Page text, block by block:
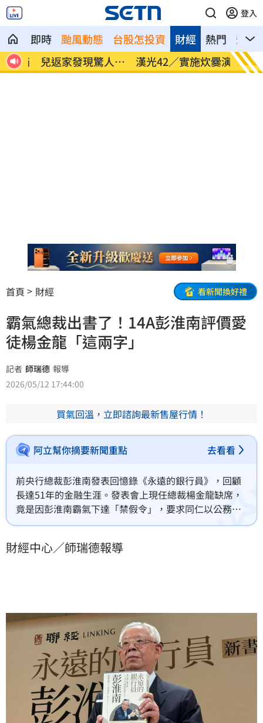
登入
即時 颱風動態 台股怎投資 熱門 影音
財經
真
漢光42／實施炊爨演練 官兵便當菜色曝
光
2刷《
扁
首頁 財經 看新聞換好禮
霸氣總裁出書了！14A彭淮南評價愛
徒楊金龍「這兩字」
記者 師瑞德 報導
2026/05/12 17:44:00
買氣回溫，立即諮詢最新售屋行情！
阿立幫你摘要新聞重點 去看看
前央行總裁彭淮南發表回憶錄《永遠的銀行員》，回顧
長達51年的金融生涯。發表會上現任總裁楊金龍缺席，
竟是因彭淮南霸氣下達「禁假令」，要求同仁以公務為
重，嚴守分際的作風令人敬佩，他也首度公開稱讚接班
書，並宣布版稅全數捐贈公益，不僅為台灣金融發展留
財經中心／師瑞德報導